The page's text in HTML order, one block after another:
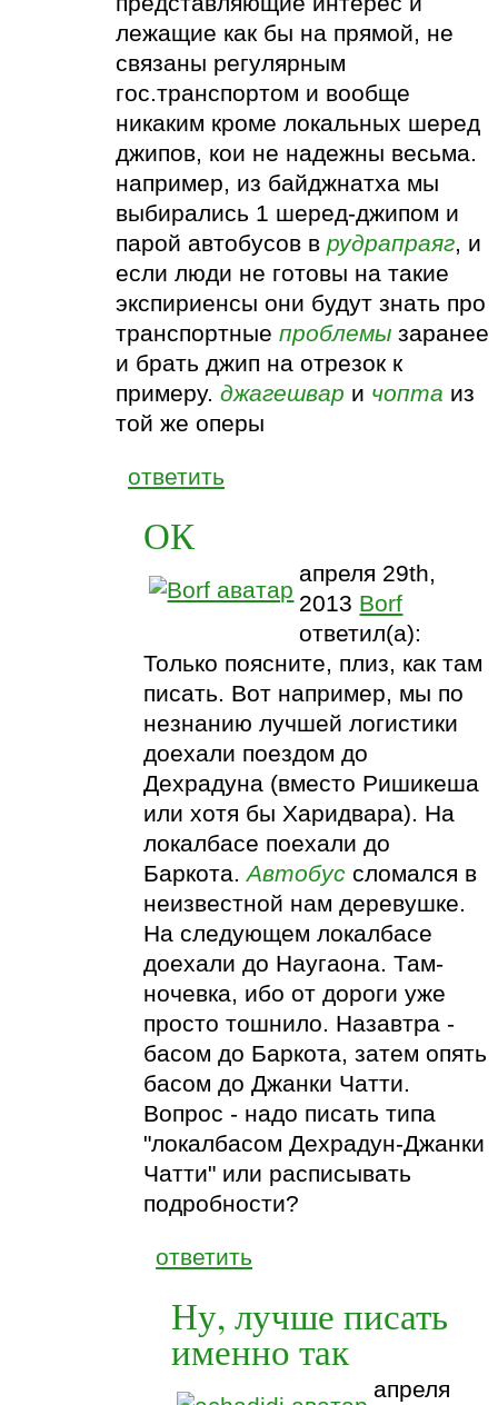
лежащие как бы на прямой, не
связаны регулярным
гос.транспортом и вообще
никаким кроме локальных шеред
джипов, кои не надежны весьма.
например, из байджнатха мы
выбирались 1 шеред-джипом и
парой автобусов врудрапраяг, и
если люди не готовы на такие
экспириенсы они будут знать про
транспортныепроблемы заранее
и брать джип на отрезок к
примеру.джагешвар и чопта из
той же оперы
ответить
ОК
апреля 29th,
2013 Borf
ответил(а):
Только поясните, плиз, как там
писать. Вот например, мы по
незнанию лучшей логистики
доехали поездом до
Дехрадуна (вместо Ришикеша
или хотя бы Харидвара). На
локалбасе поехали до
Баркота.Автобус сломался в
неизвестной нам деревушке.
На следующем локалбасе
доехали до Наугаона. Там-
ночевка, ибо от дороги уже
просто тошнило. Назавтра -
басом до Баркота, затем опять
басом до Джанки Чатти.
Вопрос - надо писать типа
"локалбасом Дехрадун-Джанки
Чатти" или расписывать
подробности?
ответить
Ну, лучше писать
именно так
апреля